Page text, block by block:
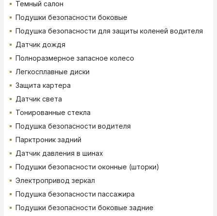
Темный салон
Подушки безопасности боковые
Подушка безопасности для защиты коленей водителя
Датчик дождя
Полноразмерное запасное колесо
Легкосплавные диски
Защита картера
Датчик света
Тонированные стекла
Подушка безопасности водителя
Парктроник задний
Датчик давления в шинах
Подушки безопасности оконные (шторки)
Электропривод зеркал
Подушка безопасности пассажира
Подушки безопасности боковые задние